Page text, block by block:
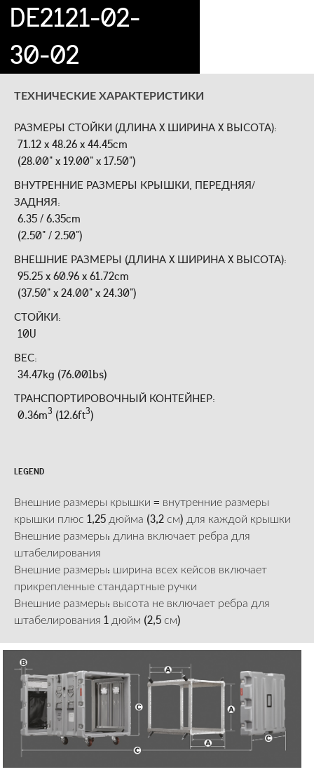
DE2121-02-
30-02
ТЕХНИЧЕСКИЕ ХАРАКТЕРИСТИКИ
РАЗМЕРЫ СТОЙКИ (ДЛИНА X ШИРИНА X ВЫСОТА):
71.12 x 48.26 x 44.45cm
(28.00" x 19.00" x 17.50")
ВНУТРЕННИЕ РАЗМЕРЫ КРЫШКИ, ПЕРЕДНЯЯ/
ЗАДНЯЯ:
6.35 / 6.35cm
(2.50" / 2.50")
ВНЕШНИЕ РАЗМЕРЫ (ДЛИНА X ШИРИНА X ВЫСОТА):
95.25 x 60.96 x 61.72cm
(37.50" x 24.00" x 24.30")
СТОЙКИ:
10U
ВЕС:
34.47kg (76.00lbs)
ТРАНСПОРТИРОВОЧНЫЙ КОНТЕЙНЕР:
0.36m3 (12.6ft3)
LEGEND
Внешние размеры крышки = внутренние размеры
крышки плюс 1,25 дюйма (3,2 см) для каждой крышки
Внешние размеры: длина включает ребра для
штабелирования
Внешние размеры: ширина всех кейсов включает
прикрепленные стандартные ручки
Внешние размеры: высота не включает ребра для
штабелирования 1 дюйм (2,5 см)